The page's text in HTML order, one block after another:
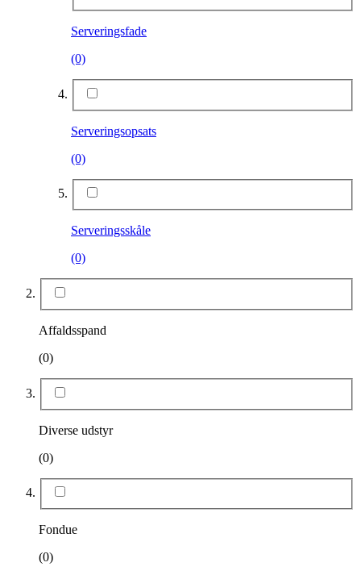
Serveringsfade
(0)
Serveringsopsats
(0)
Serveringsskåle
(0)
Affaldsspand
(0)
Diverse udstyr
(0)
Fondue
(0)